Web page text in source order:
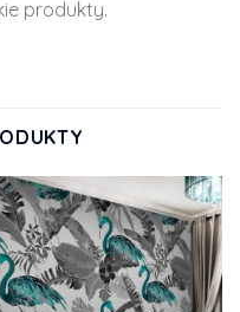
produkty.